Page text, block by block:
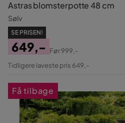
Astras blomsterpotte 48 cm
Sølv
SE PRISEN!
Pris
649,-
Original
Før999,-
Tidligere laveste pris 649,-
Få tilbage